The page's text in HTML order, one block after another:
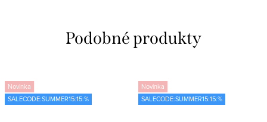
Novinka
SALECODE:SUMMER15:15:%
Novinka
SALECODE:SUMMER15:15:%